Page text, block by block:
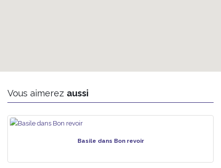
Vous aimerez aussi
Basile dans Bon revoir